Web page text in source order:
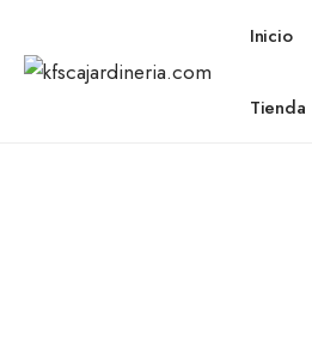
Inicio
Tienda